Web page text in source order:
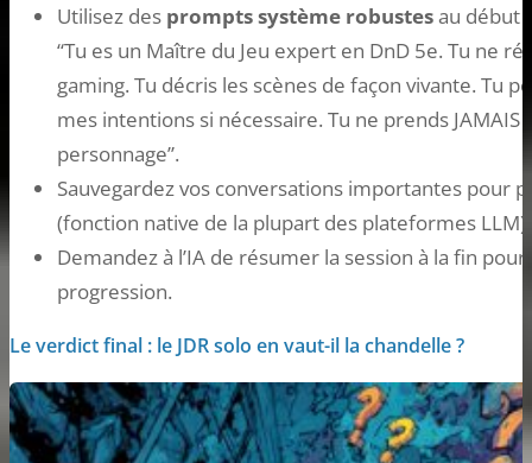
Utilisez des prompts système robustesau début
“Tu es un Maître du Jeu expert en DnD 5e. Tu ne
gaming. Tu décris les scènes de façon vivante. Tu
mes intentions si nécessaire. Tu ne prends
personnage”.
Sauvegardez vos conversations importantes pour
(fonction native de la plupart des plateformes LLM).
Demandez à l’IA de résumer la session à la fin
progression.
Le verdict final : le JDR solo en vaut-il la chandelle ?